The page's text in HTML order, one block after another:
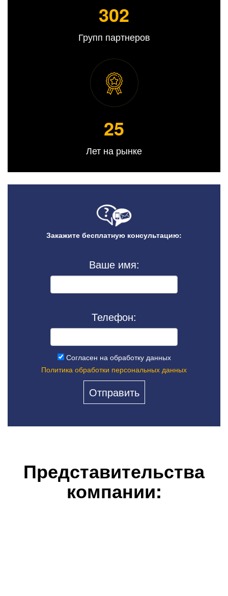
309
Групп партнеров
25
Лет на рынке
Закажите бесплатную консультацию:
Ваше имя:
Телефон:
Согласен на обработку данных
Политика обработки персональных данных
Представительства
компании: